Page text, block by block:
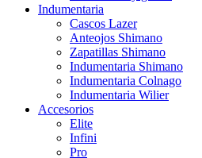
Indumentaria
Cascos Lazer
Anteojos Shimano
Zapatillas Shimano
Indumentaria Shimano
Indumentaria Colnago
Indumentaria Wilier
Accesorios
Elite
Infini
Pro